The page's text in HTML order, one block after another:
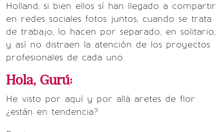
Holland; si bien ellos sí han llegado a compartir
en redes sociales fotos juntos, cuando se trata
de trabajo, lo hacen por separado, en solitario,
y así no distraen la atención de los proyectos
profesionales de cada uno.
Hola, Gurú:
He visto por aquí y por allá aretes de flor
¿están en tendencia?